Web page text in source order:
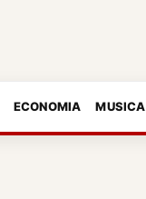
ECONOMIA MUSICA